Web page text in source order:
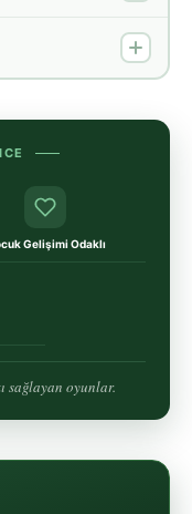
Gelişimi Odaklı
sağlayan oyunlar.